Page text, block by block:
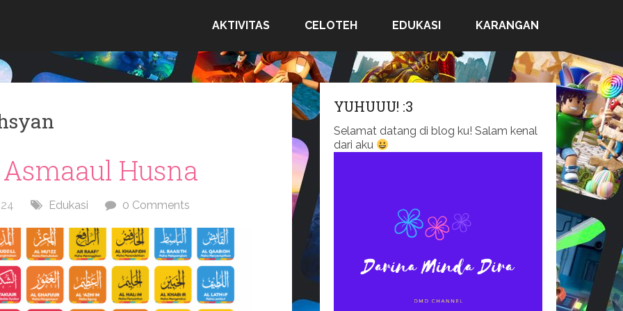
AKTIVITAS CELOTEH EDUKASI KARANGAN
Husna
Edukasi 0 Comments
YUHUUU! :3
Selamat datang di blog ku! Salam kenal
dari aku